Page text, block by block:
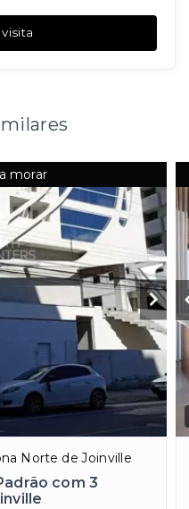
morar
Norte de Joinville
com 3